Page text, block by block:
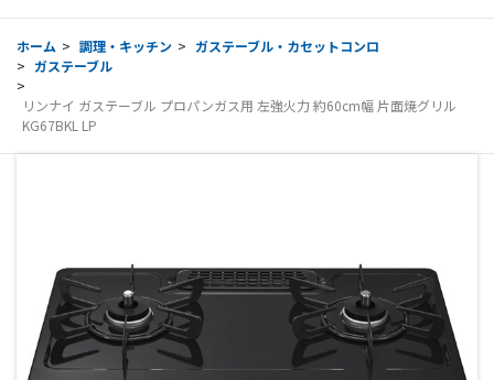
ホーム > 調理・キッチン > ガステーブル・カセットコンロ
> ガステーブル
>
リンナイ ガステーブル プロパンガス用 左強火力 約60cm幅 片面焼グリル
KG67BKL LP